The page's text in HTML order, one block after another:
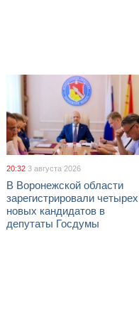
20:32 3 августа 2026
В Воронежской области
зарегистрировали четырех
новых кандидатов в
депутаты Госдумы